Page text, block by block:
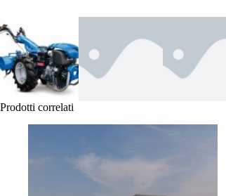
Prodotti correlati